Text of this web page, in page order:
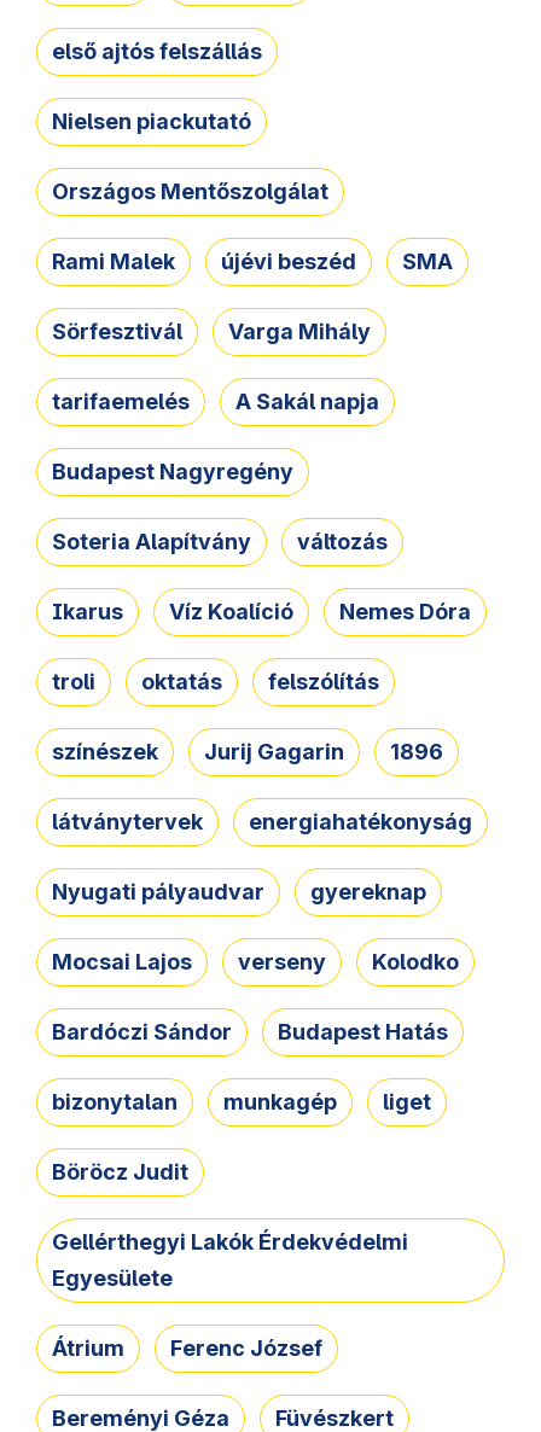
első ajtós felszállás
Nielsen piackutató
Országos Mentőszolgálat
Rami Malek újévi beszéd SMA
Sörfesztivál Varga Mihály
tarifaemelés A Sakál napja
Budapest Nagyregény
Soteria Alapítvány változás
Ikarus Víz Koalíció Nemes Dóra
troli oktatás felszólítás
színészek Jurij Gagarin 1896
látványtervek energiahatékonyság
Nyugati pályaudvar gyereknap
Mocsai Lajos verseny Kolodko
Bardóczi Sándor Budapest Hatás
bizonytalan munkagép liget
Böröcz Judit
Gellérthegyi Lakók Érdekvédelmi
Egyesülete
Átrium Ferenc József
Bereményi Géza Füvészkert